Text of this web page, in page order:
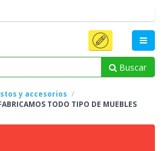
Buscar
y accesorios
TODO TIPO DE MUEBLES